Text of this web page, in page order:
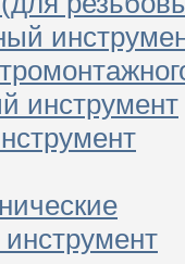
инструмент